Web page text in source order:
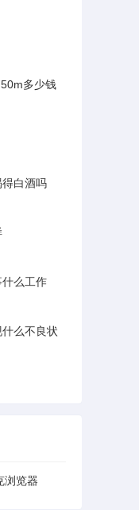
多少钱
白酒吗
么工作
么不良状
浏览器